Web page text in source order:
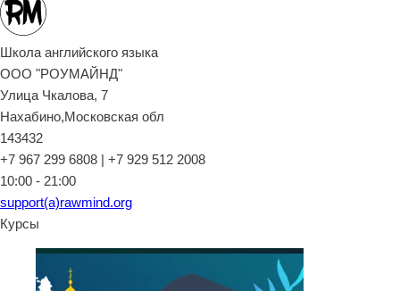
Школа английского языка
ООО "РОУМАЙНД"
Улица Чкалова, 7
Нахабино,Московская обл
143432
+7 967 299 6808 | +7 929 512 2008
10:00 - 21:00
support(a)rawmind.org
Курсы